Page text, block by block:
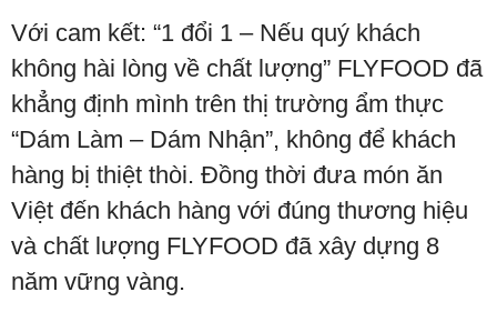
Với cam kết: “1 đổi 1 – Nếu quý khách
không hài lòng về chất lượng” FLYFOOD đã
khẳng định mình trên thị trường ẩm thực
“Dám Làm – Dám Nhận”, không để khách
hàng bị thiệt thòi. Đồng thời đưa món ăn
Việt đến khách hàng với đúng thương hiệu
và chất lượng FLYFOOD đã xây dựng 8
năm vững vàng.